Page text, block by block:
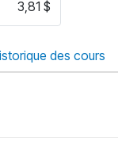
3,81 $
des cours